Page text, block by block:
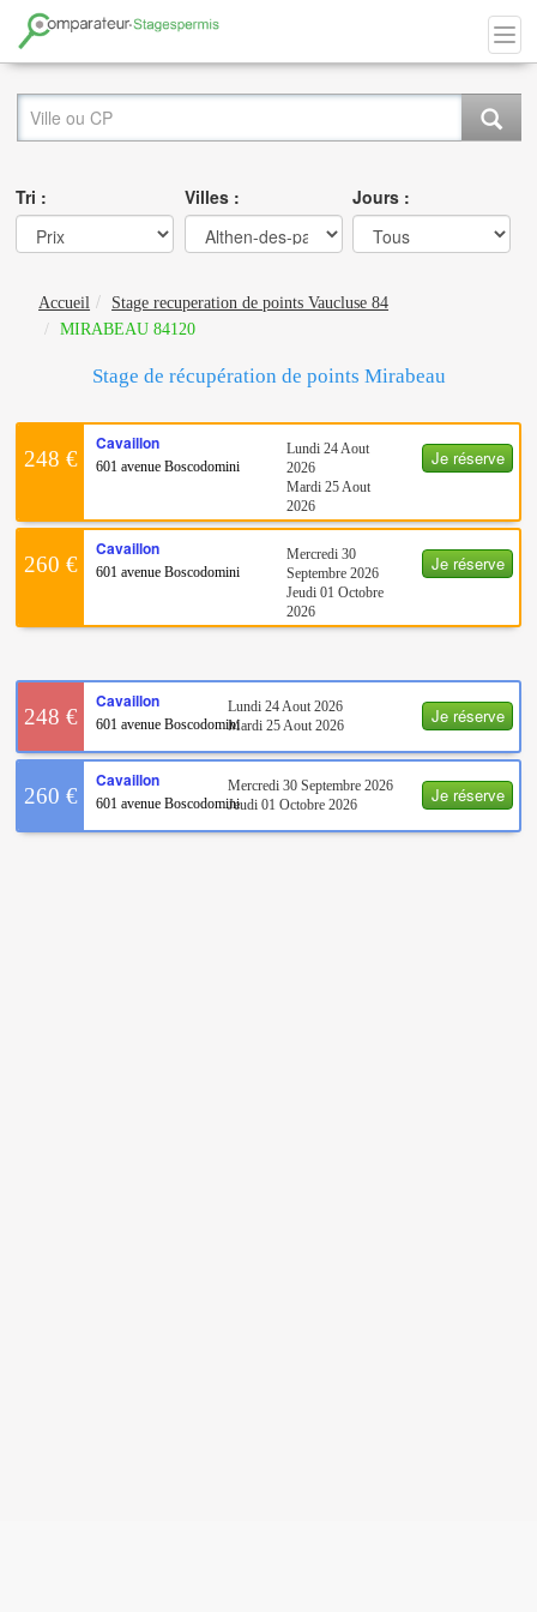
Tri : Villes : Jours :
Accueil
Stage recuperation de points Vaucluse 84
MIRABEAU 84120
Stage de récupération de points Mirabeau
Je réserve
248 €
Cavaillon
601 avenue Boscodomini
Lundi 24 Aout
2026
Mardi 25 Aout
2026
Je réserve
260 €
Cavaillon
601 avenue Boscodomini
Mercredi 30
Septembre 2026
Jeudi 01 Octobre
2026
Je réserve
248 €
Cavaillon
601 avenue Boscodomini
Lundi 24 Aout 2026
Mardi 25 Aout 2026
Je réserve
260 €
Cavaillon
601 avenue Boscodomini
Mercredi 30 Septembre 2026
Jeudi 01 Octobre 2026